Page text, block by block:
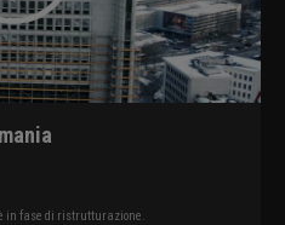
in fase di ristrutturazione.